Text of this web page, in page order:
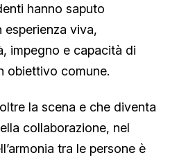
hanno saputo
esperienza viva,
impegno e capacità di
obiettivo comune.
la scena e che diventa
collaborazione, nel
tra le persone è